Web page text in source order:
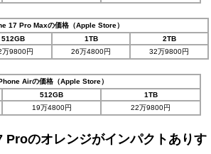
17 Pro Maxの価格（Apple Store）
512GB 1TB
2TB
万9800円 26万4800円 32万9800円
Airの価格（Apple Store）
512GB
1TB
19万4800円 22万9800円
Proのオレンジがインパクトありす